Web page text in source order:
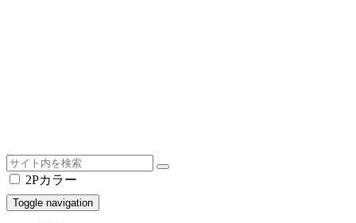
2Pカラー
Toggle navigation